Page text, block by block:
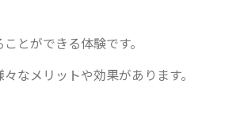
とができる体験です。
なメリットや効果があります。